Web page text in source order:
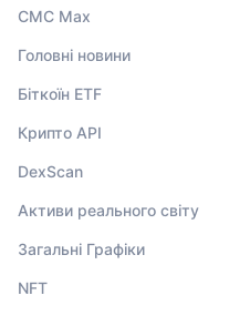
CMC Max
Головні новини
Біткоїн ETF
Крипто API
DexScan
Активи реального світу
Загальні Графіки
NFT